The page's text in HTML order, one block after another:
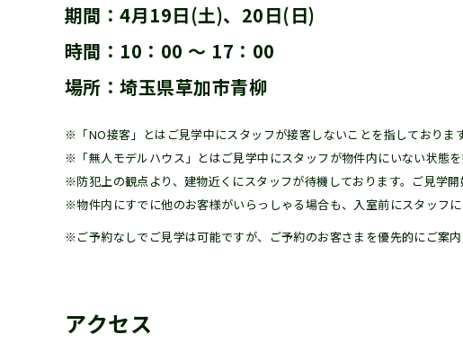
期間：4月19日(土)、20日(日)
時間：10：00 ～ 17：00
場所：埼玉県草加市青柳
※「NO接客」とはご見学中にスタッフが接客しないことを指しております
※「無人モデルハウス」とはご見学中にスタッフが物件内にいない状態を
※防犯上の観点より、建物近くにスタッフが待機しております。ご見学
※物件内にすでに他のお客様がいらっしゃる場合も、入室前にスタッフに
※ご予約なしでご見学は可能ですが、ご予約のお客さまを優先的にご案
アクセス